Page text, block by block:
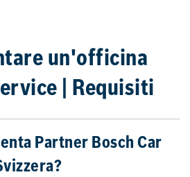
un'officina
| Requisiti
Partner Bosch Car